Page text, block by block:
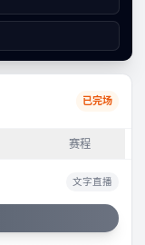
已完场
赛程
文字直播